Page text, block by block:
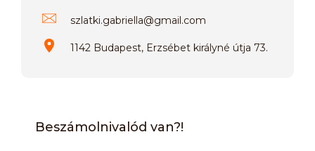
szlatki.gabriella@gmail.com
1142 Budapest, Erzsébet királyné útja 73.
Beszámolnivalód van?!